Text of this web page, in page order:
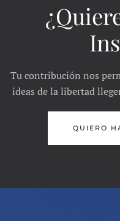
Tu contribución nos
ideas de la libertad
QUIERO